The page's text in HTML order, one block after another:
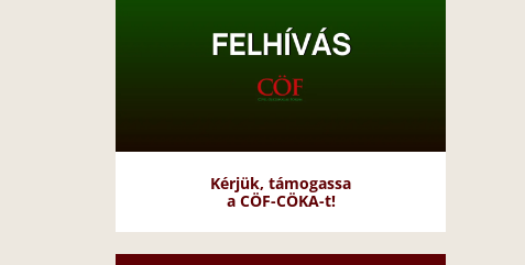
Kérjük, támogassa
a CÖF-CÖKA-t!